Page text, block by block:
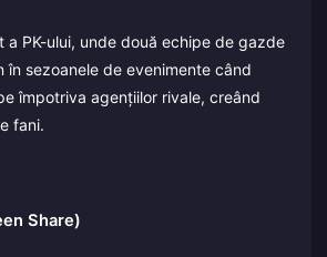
a PK-ului, unde două echipe de gazde
în sezoanele de evenimente când
împotriva agențiilor rivale, creând
fani.
Share)